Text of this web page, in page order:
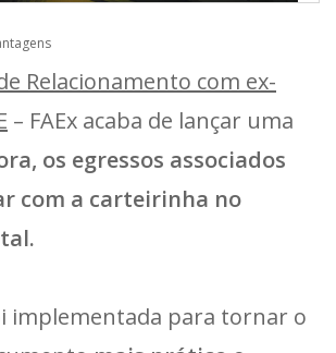
Relacionamento com ex-
– FAEx acaba de lançar uma
os egressos associados
com a carteirinha no
implementada para tornar o